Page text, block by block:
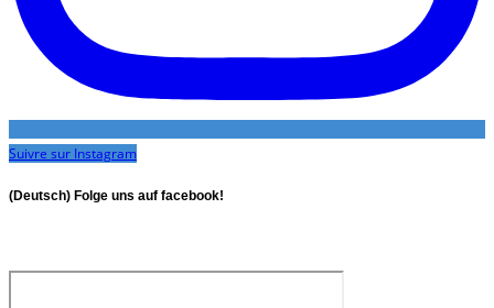
Suivre sur Instagram
(Deutsch) Folge uns auf facebook!